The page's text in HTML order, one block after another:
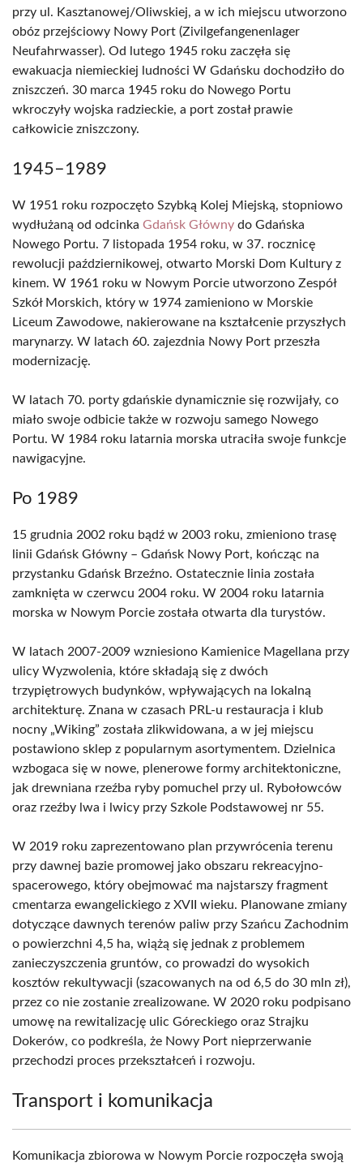
przy ul. Kasztanowej/Oliwskiej, a w ich miejscu utworzono
obóz przejściowy Nowy Port (Zivilgefangenenlager
Neufahrwasser). Od lutego 1945 roku zaczęła się
ewakuacja niemieckiej ludności W Gdańsku dochodziło do
zniszczeń. 30 marca 1945 roku do Nowego Portu
wkroczyły wojska radzieckie, a port został prawie
całkowicie zniszczony.
1945–1989
W 1951 roku rozpoczęto Szybką Kolej Miejską, stopniowo
wydłużaną od odcinka Gdańsk Główny do Gdańska
Nowego Portu. 7 listopada 1954 roku, w 37. rocznicę
rewolucji październikowej, otwarto Morski Dom Kultury z
kinem. W 1961 roku w Nowym Porcie utworzono Zespół
Szkół Morskich, który w 1974 zamieniono w Morskie
Liceum Zawodowe, nakierowane na kształcenie przyszłych
marynarzy. W latach 60. zajezdnia Nowy Port przeszła
modernizację.
W latach 70. porty gdańskie dynamicznie się rozwijały, co
miało swoje odbicie także w rozwoju samego Nowego
Portu. W 1984 roku latarnia morska utraciła swoje funkcje
nawigacyjne.
Po 1989
15 grudnia 2002 roku bądź w 2003 roku, zmieniono trasę
linii Gdańsk Główny – Gdańsk Nowy Port, kończąc na
przystanku Gdańsk Brzeźno. Ostatecznie linia została
zamknięta w czerwcu 2004 roku. W 2004 roku latarnia
morska w Nowym Porcie została otwarta dla turystów.
W latach 2007-2009 wzniesiono Kamienice Magellana przy
ulicy Wyzwolenia, które składają się z dwóch
trzypiętrowych budynków, wpływających na lokalną
architekturę. Znana w czasach PRL-u restauracja i klub
nocny „Wiking” została zlikwidowana, a w jej miejscu
postawiono sklep z popularnym asortymentem. Dzielnica
wzbogaca się w nowe, plenerowe formy architektoniczne,
jak drewniana rzeźba ryby pomuchel przy ul. Rybołowców
oraz rzeźby lwa i lwicy przy Szkole Podstawowej nr 55.
W 2019 roku zaprezentowano plan przywrócenia terenu
przy dawnej bazie promowej jako obszaru rekreacyjno-
spacerowego, który obejmować ma najstarszy fragment
cmentarza ewangelickiego z XVII wieku. Planowane zmiany
dotyczące dawnych terenów paliw przy Szańcu Zachodnim
o powierzchni 4,5 ha, wiążą się jednak z problemem
zanieczyszczenia gruntów, co prowadzi do wysokich
kosztów rekultywacji (szacowanych na od 6,5 do 30 mln zł),
przez co nie zostanie zrealizowane. W 2020 roku podpisano
umowę na rewitalizację ulic Góreckiego oraz Strajku
Dokerów, co podkreśla, że Nowy Port nieprzerwanie
przechodzi proces przekształceń i rozwoju.
Transport i komunikacja
Komunikacja zbiorowa w Nowym Porcie rozpoczęła swoją